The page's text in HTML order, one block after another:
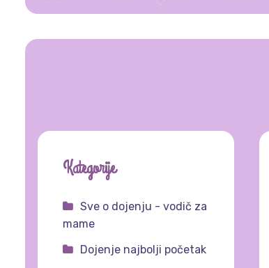
Kategorije
Sve o dojenju - vodič za
mame
Dojenje najbolji početak